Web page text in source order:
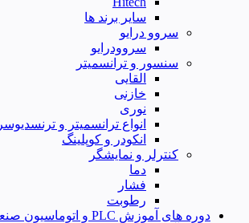
سایر برند ها
سروو درایو
سروودرایو
سنسور و ترانسمیتر
القایی
خازنی
نوری
انواع ترانسمیتر و ترنسدیوسر
انکودر و کوپلینگ
کنترلر و نمایشگر
دما
فشار
رطوبت
دوره های آموزش PLC و اتوماسیون صنعتی